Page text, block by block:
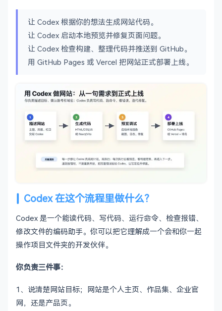
让 Codex 根据你的想法生成网站代码。
让 Codex 启动本地预览并修复页面问题。
让 Codex 检查构建、整理代码并推送到 GitHub。
用 GitHub Pages 或 Vercel 把网站正式部署上线。
Codex 在这个流程里做什么？
Codex 是一个能读代码、写代码、运行命令、检查报错、
修改文件的编码助手。你可以把它理解成一个会和你一起
操作项目文件夹的开发伙伴。
你负责三件事：
1、说清楚网站目标；网站是个人主页、作品集、企业官
网，还是产品页。